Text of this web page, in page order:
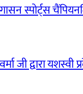
स्पोर्ट्स
जी द्वारा